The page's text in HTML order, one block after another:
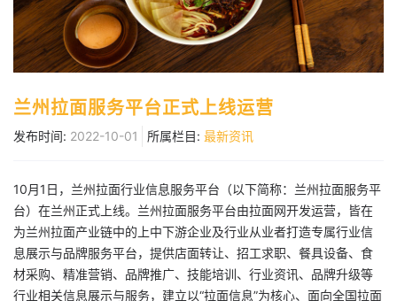
兰州拉面服务平台正式上线运营
发布时间: 2022-10-01 所属栏目: 最新资讯
10月1日，兰州拉面行业信息服务平台（以下简称：兰州拉面服务平
台）在兰州正式上线。兰州拉面服务平台由拉面网开发运营，皆在
为兰州拉面产业链中的上中下游企业及行业从业者打造专属行业信
息展示与品牌服务平台，提供店面转让、招工求职、餐具设备、食
材采购、精准营销、品牌推广、技能培训、行业资讯、品牌升级等
行业相关信息展示与服务，建立以“拉面信息”为核心、面向全国拉面